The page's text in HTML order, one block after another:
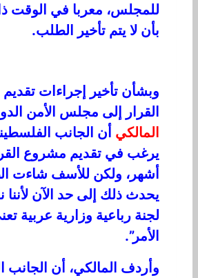
للمجلس، معربا في الوقت
بأن لا يتم تأخير الطلب.
وبشأن تأخير إجراءات
القرار إلى مجلس الأمن
المالكي أن الجانب
يرغب في تقديم مشروع
أشهر، ولكن للأسف شاءت
يحدث ذلك إلى حد الآن
لجنة رباعية وزارية عربية
الأمر”.
وأردف المالكي، أن الجانب